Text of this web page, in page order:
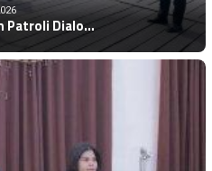
Patroli Dialo…